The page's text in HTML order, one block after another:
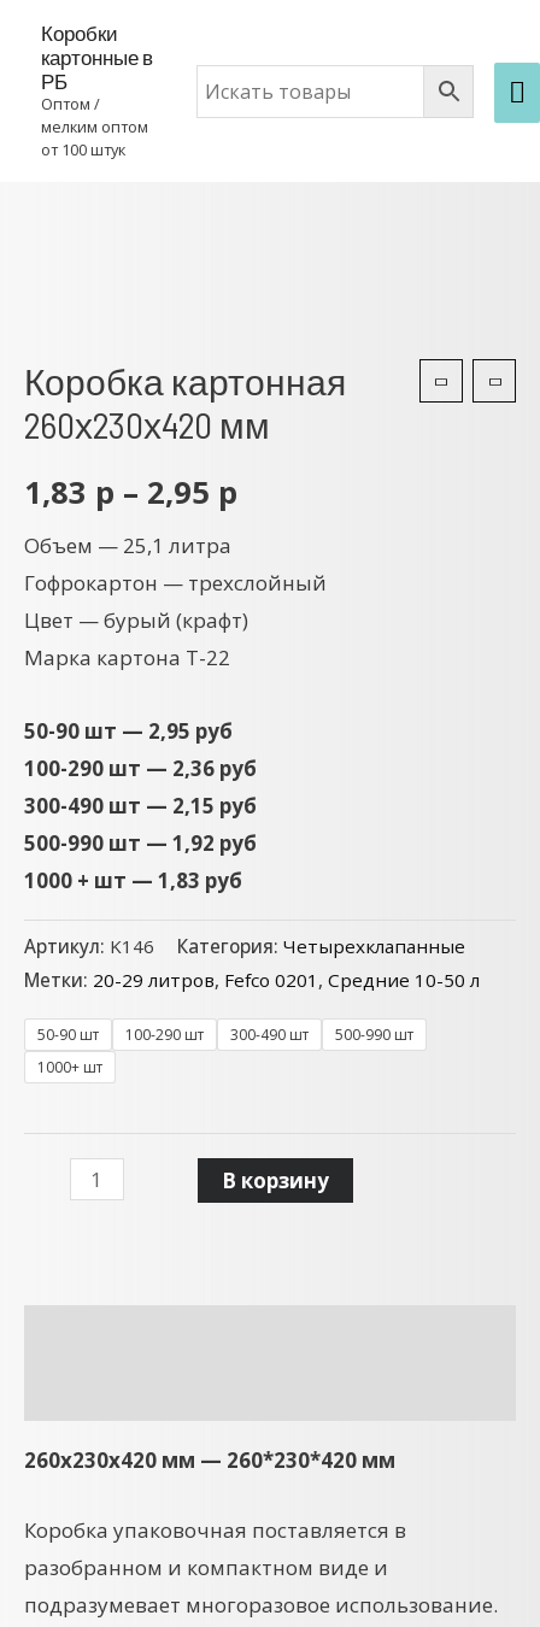
Коробки
картонные в
РБ
Оптом /
мелким оптом
от 100 штук
Коробка картонная
260х230х420 мм
1,83 р – 2,95 р
Объем — 25,1 литра
Гофрокартон — трехслойный
Цвет — бурый (крафт)
Марка картона Т-22
50-90 шт — 2,95 руб
100-290 шт — 2,36 руб
300-490 шт — 2,15 руб
500-990 шт — 1,92 руб
1000 + шт — 1,83 руб
Артикул: K146 Категория: Четырехклапанные
Метки: 20-29 литров, Fefco 0201 , Средние 10-50 л
50-90 шт 100-290 шт 300-490 шт
500-990 шт
1000+ шт
В корзину
260x230x420 мм — 260*230*420 мм
Коробка упаковочная поставляется в
разобранном и компактном виде и
подразумевает многоразовое использование.